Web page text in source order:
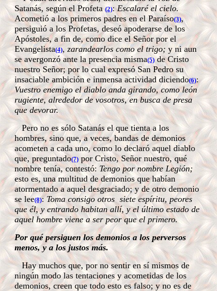
Satanás, según el Profeta(2):Escalaré el cielo.
Acometió a los primeros padres en el Paraíso(3),
persiguió a los Profetas, deseó apoderarse de los
Apóstoles, a fin de, como dice el Señor por el
Evangelista(4), zarandearlos como el trigo; y ni aun
se avergonzó ante la presencia misma(5)de Cristo
nuestro Señor; por lo cual expresó San Pedro su
insaciable ambición e inmensa actividad diciendo(6):
Vuestro enemigo el diablo anda girando, como león
rugiente, alrededor de vosotros, en busca de presa
que devorar.
Pero no es sólo Satanás el que tienta a los
hombres, sino que, a veces, bandas de demonios
acometen a cada uno, como lo declaró aquel diablo
que, preguntado(7) por Cristo, Señor nuestro, qué
nombre tenía, contestó: Tengo por nombre Legión;
esto es, una multitud de demonios que habían
atormentado a aquel desgraciado; y de otro demonio
se lee(8): Toma consigo otros siete espíritu, peores
que él, y entrando habitan allí, y el último estado de
aquel hombre viene a ser peor que el primero.
Por qué persiguen los demonios a los perversos
menos, y a los justos más.
Hay muchos que, por no sentir en sí mismos de
ningún modo las tentaciones y acometidas de los
demonios, creen que todo esto es falso; y no es de